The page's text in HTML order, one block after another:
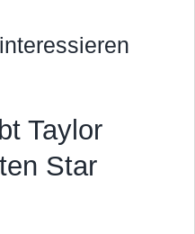
Taylor
Star